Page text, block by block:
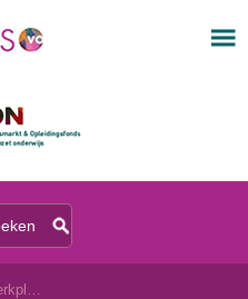
Kantoorwerkplekken